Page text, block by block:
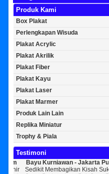
Produk Kami
Box Plakat
Perlengkapan Wisuda
Plakat Acrylic
Plakat Akrilik
Plakat Fiber
Plakat Kayu
Plakat Laser
Plakat Marmer
Produk Lain Lain
Replika Miniatur
Trophy & Piala
Testimoni
Bayu Kurniawan - Jakarta Pusat
Sedikit Membagikan Kisah Sukses